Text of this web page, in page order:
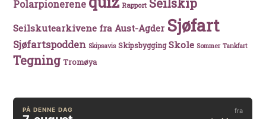
Polarpionerene Rapport
Seilskutearkivene fra Aust-Agder Sjøfart
Sjøfartspodden Skipsavis Skipsbygging Skole Sommer Tankfart
Tegning Tromøya